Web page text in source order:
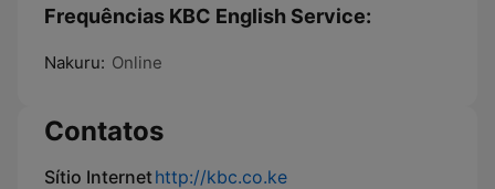
Frequências KBC English Service:
Nakuru: Online
Contatos
Sítio Internethttp://kbc.co.ke